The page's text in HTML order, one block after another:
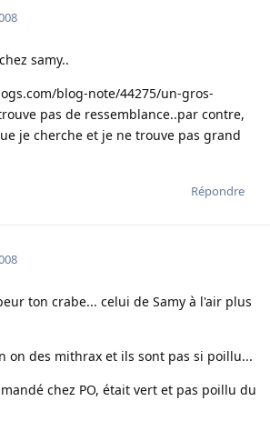
samy..
blog-note/44275/un-gros-
pas de ressemblance..par contre,
je cherche et je ne trouve pas grand
Répondre
ton crabe... celui de Samy à l'air plus
on des mithrax et ils sont pas si poillu...
chez PO, était vert et pas poillu du